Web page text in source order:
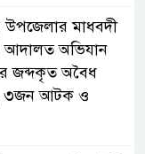
উপজেলার মাধবদী
আদালত অভিযান
জব্দকৃত অবৈধ
৩জন আটক ও